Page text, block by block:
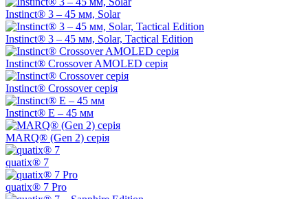
Instinct® 3 – 45 мм, Solar
Instinct® 3 – 45 мм, Solar, Tactical Edition
Instinct® Crossover AMOLED серія
Instinct® Crossover серія
Instinct® E – 45 мм
MARQ® (Gen 2) серія
quatix® 7
quatix® 7 Pro